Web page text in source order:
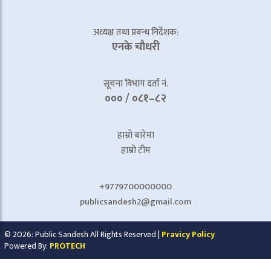
अध्यक्ष तथा प्रबन्ध निर्देशक:
एनके चाैधरी
सूचना विभाग दर्ता नं.
००० / ०८१–८२
हाम्रो बारेमा
हाम्रो टीम
+9779700000000
publicsandesh2@gmail.com
© 2026: Public Sandesh All Rights Reserved | Pravicy Policy
Powered By: PROTECH